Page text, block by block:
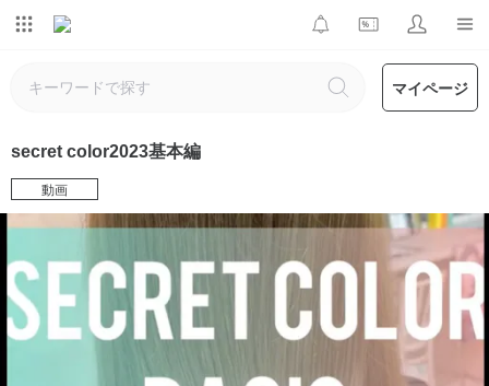
マイページ
secret color2023基本編
動画